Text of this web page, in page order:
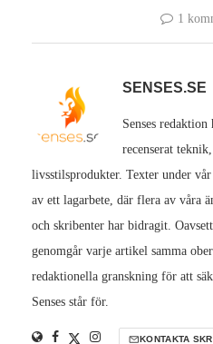
1
SENSES.SE
Senses redaktion
recenserat
livsstilsprodukter. Texter under
av ett lagarbete, där flera av våra
och skribenter har bidragit.
genomgår varje artikel samma
redaktionella granskning för att
Senses står för.
KONTAKTA